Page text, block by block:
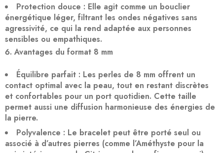
Protection douce : Elle agit comme un bouclier
énergétique léger, filtrant les ondes négatives sans
agressivité, ce qui la rend adaptée aux personnes
sensibles ou empathiques.
Avantages du format 8 mm
Équilibre parfait : Les perles de 8 mm offrent un
contact optimal avec la peau, tout en restant discrètes
et confortables pour un port quotidien. Cette taille
permet aussi une diffusion harmonieuse des énergies de
la pierre.
Polyvalence : Le bracelet peut être porté seul ou
associé à d’autres pierres (comme l’Améthyste pour la